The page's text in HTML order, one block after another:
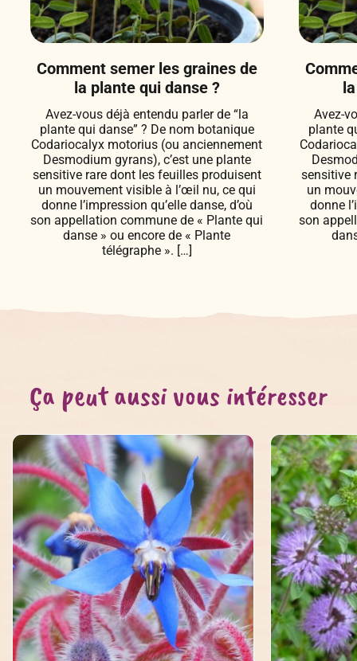
Comment semer les graines de
la plante qui danse ?
Avez-vous déjà entendu parler de “la
plante qui danse” ? De nom botanique
Codariocalyx motorius (ou anciennement
Desmodium gyrans), c’est une plante
sensitive rare dont les feuilles produisent
un mouvement visible à l’œil nu, ce qui
donne l’impression qu’elle danse, d’où
son appellation commune de « Plante qui
danse » ou encore de « Plante
télégraphe ». […]
Avez-
plante
sensitive
un
donne
son
Ça peut aussi vous intéresser